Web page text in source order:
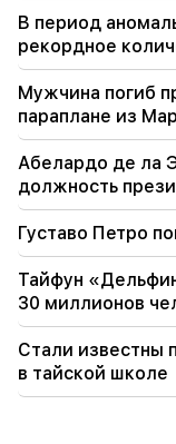
В период
рекордное
Мужчина погиб
параплане из
Абелардо де ла
должность
Густаво Петро
Тайфун
30 миллионов
Стали известны
в тайской школе